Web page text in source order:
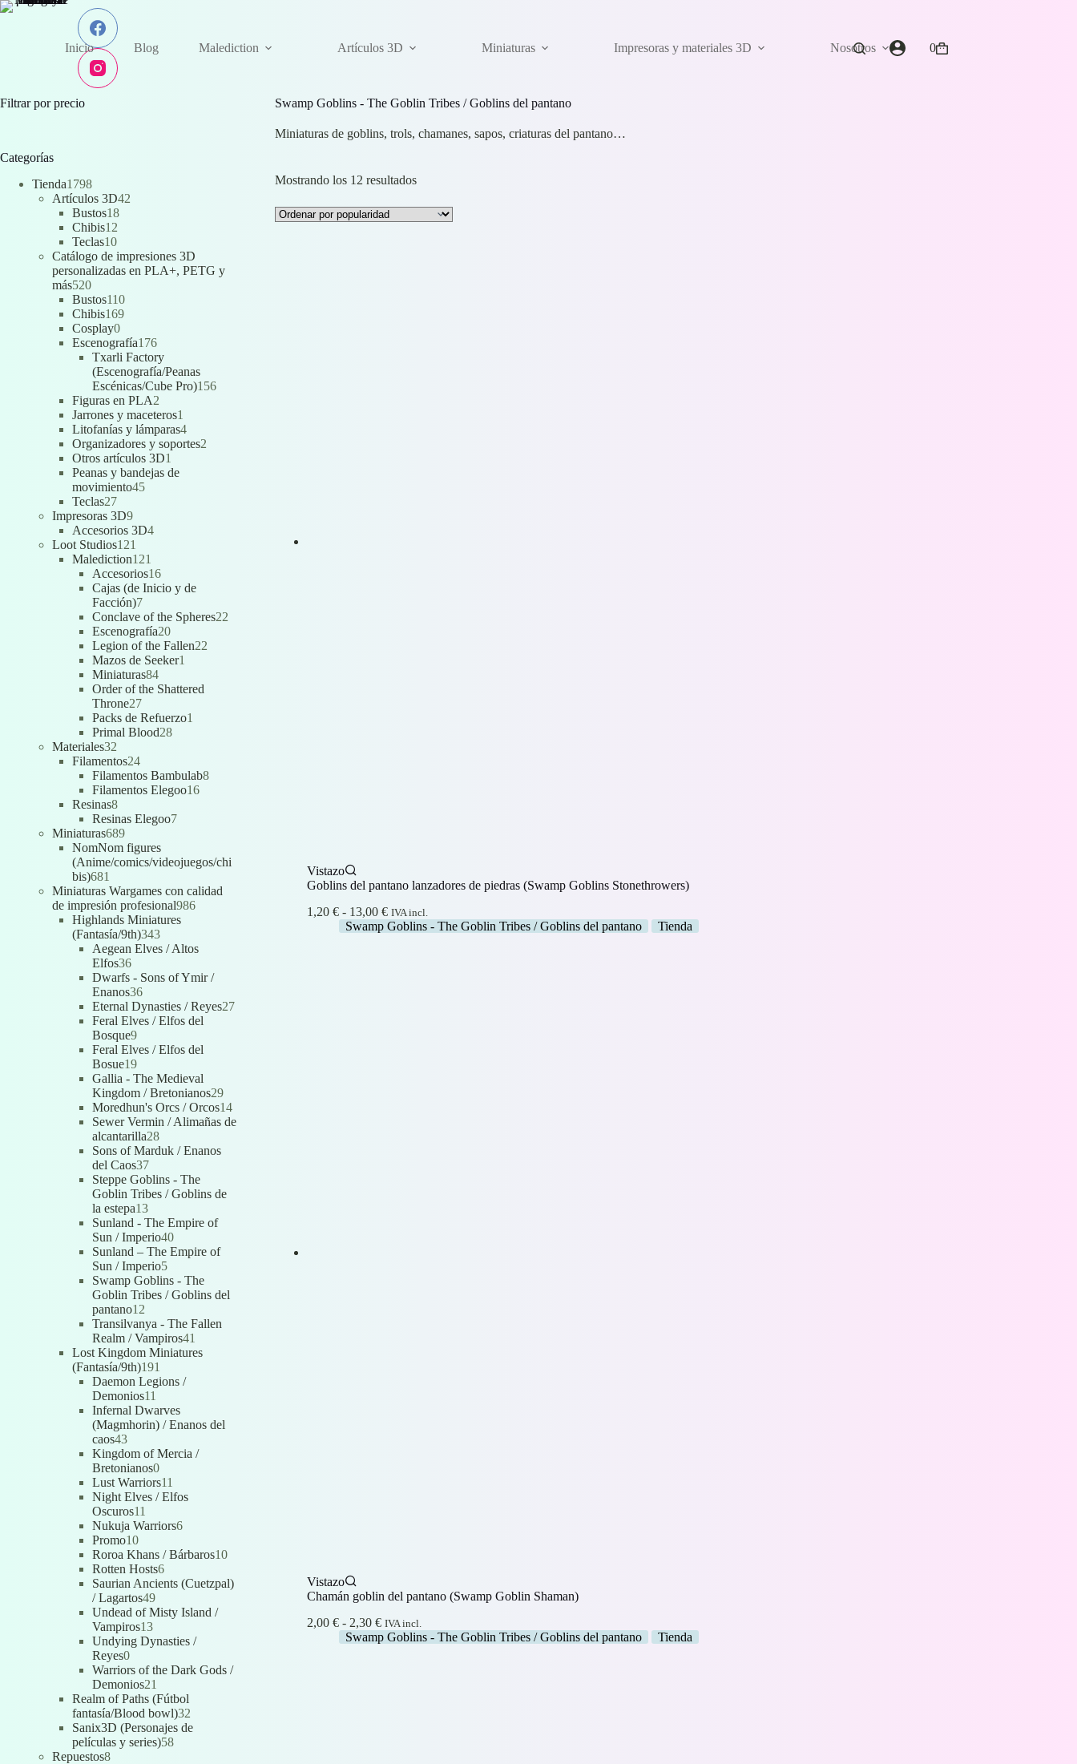
Saltar
Inicio
Blog Malediction Artículos 3D Miniaturas Impresoras y materiales 3D Nosotros
Carro
0
Swamp Goblins - The Goblin Tribes / Goblins del pantano
Miniaturas de goblins, trols, chamanes, sapos, criaturas del pantano…
Mostrando los 12 resultadosOrdenado
popularidad
Vistazo
Goblins del pantano lanzadores de piedras (Swamp Goblins Stonethrowers)
1,20 € - 13,00 €Rango
de
IVA incl.
Swamp Goblins - The Goblin Tribes / Goblins del pantano Tienda
Vistazo
Chamán goblin del pantano (Swamp Goblin Shaman)
2,00 € - 2,30 €Rango
de
IVA incl.
Swamp Goblins - The Goblin Tribes / Goblins del pantano Tienda
Filtrar por precio
Categorías
Tienda17981798
productos
Artículos 3D42
Bustos1818
Chibis12
Teclas1010
productos
Catálogo de impresiones 3D
personalizadas en PLA+, PETG y
más520520
productos
Bustos110110
Chibis169169
Cosplay00
productos
Escenografía176176
productos
Txarli Factory
(Escenografía/Peanas
Escénicas/Cube Pro)156156
Figuras en PLA2
productos
Jarrones y maceteros1
producto
Litofanías y lámparas44
productos
Organizadores y soportes2
Otros artículos 3D1
producto
Peanas y bandejas de
movimiento4545
Teclas2727
productos
Impresoras 3D99
productos
Accesorios 3D44
Loot Studios121
productos
Malediction121
productos
Accesorios1616
productos
Cajas (de Inicio y de
Facción)77
productos
Conclave of the Spheres22
Escenografía2020
productos
Legion of the Fallen22
Mazos de Seeker1
Miniaturas8484
productos
Order of the Shattered
Throne2727
productos
Packs de Refuerzo1
Primal Blood2828
Materiales32
productos
Filamentos2424
productos
Filamentos Bambulab88
Filamentos Elegoo1616
Resinas88
productos
Resinas Elegoo77
Miniaturas689689
productos
NomNom figures
(Anime/comics/videojuegos/chi
bis)681
productos
Miniaturas Wargames con calidad
de impresión profesional986986
Highlands Miniatures
(Fantasía/9th)343343
productos
Aegean Elves / Altos
Elfos3636
productos
Dwarfs - Sons of Ymir /
Enanos3636
productos
Eternal Dynasties / Reyes2727
Feral Elves / Elfos del
Bosque99
productos
Feral Elves / Elfos del
Bosue1919
productos
Gallia - The Medieval
Kingdom / Bretonianos2929
productos
Moredhun's Orcs / Orcos1414
productos
Sewer Vermin / Alimañas de
alcantarilla2828
productos
Sons of Marduk / Enanos
del Caos3737
productos
Steppe Goblins - The
Goblin Tribes / Goblins de
la estepa1313
productos
Sunland - The Empire of
Sun / Imperio4040
productos
Sunland – The Empire of
Sun / Imperio55
productos
Swamp Goblins - The
Goblin Tribes / Goblins del
pantano12
productos
Transilvanya - The Fallen
Realm / Vampiros41
productos
Lost Kingdom Miniatures
(Fantasía/9th)191
productos
Daemon Legions /
Demonios11
productos
Infernal Dwarves
(Magmhorin) / Enanos del
caos4343
productos
Kingdom of Mercia /
Bretonianos00
productos
Lust Warriors11
productos
Night Elves / Elfos
Oscuros11
productos
Nukuja Warriors66
Promo1010
productos
Roroa Khans / Bárbaros1010
Rotten Hosts66
productos
Saurian Ancients (Cuetzpal)
/ Lagartos4949
productos
Undead of Misty Island /
Vampiros1313
productos
Undying Dynasties /
Reyes00
productos
Warriors of the Dark Gods /
Demonios21
productos
Realm of Paths (Fútbol
fantasía/Blood bowl)32
productos
Sanix3D (Personajes de
películas y series)5858
Repuestos88